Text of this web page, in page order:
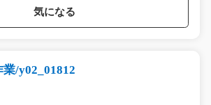
気になる
/y02_01812